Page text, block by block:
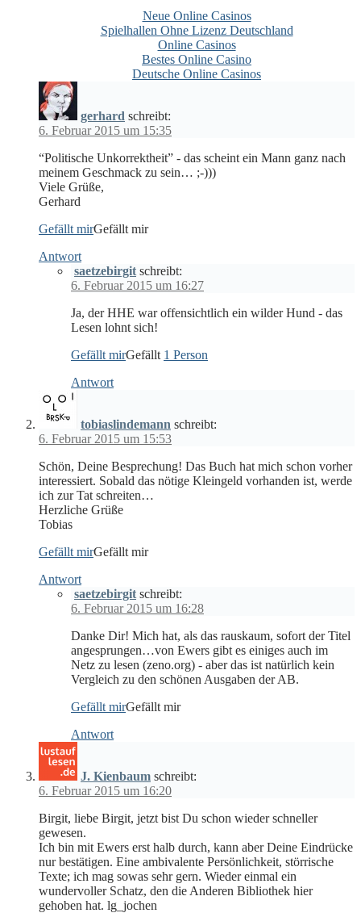
Neue Online Casinos
Spielhallen Ohne Lizenz Deutschland
Online Casinos
Bestes Online Casino
Deutsche Online Casinos
gerhard schreibt:
6. Februar 2015 um 15:35
“Politische Unkorrektheit” - das scheint ein Mann ganz nach
meinem Geschmack zu sein… ;-)))
Viele Grüße,
Gerhard
Gefällt mirGefällt mir
Antwort
saetzebirgit schreibt:
6. Februar 2015 um 16:27
Ja, der HHE war offensichtlich ein wilder Hund - das
Lesen lohnt sich!
Gefällt mirGefällt 1 Person
Antwort
tobiaslindemann schreibt:
6. Februar 2015 um 15:53
Schön, Deine Besprechung! Das Buch hat mich schon vorher
interessiert. Sobald das nötige Kleingeld vorhanden ist, werde
ich zur Tat schreiten…
Herzliche Grüße
Tobias
Gefällt mirGefällt mir
Antwort
saetzebirgit schreibt:
6. Februar 2015 um 16:28
Danke Dir! Mich hat, als das rauskaum, sofort der Titel
angesprungen…von Ewers gibt es einiges auch im
Netz zu lesen (zeno.org) - aber das ist natürlich kein
Vergleich zu den schönen Ausgaben der AB.
Gefällt mirGefällt mir
Antwort
J. Kienbaum schreibt:
6. Februar 2015 um 16:20
Birgit, liebe Birgit, jetzt bist Du schon wieder schneller
gewesen.
Ich bin mit Ewers erst halb durch, kann aber Deine Eindrücke
nur bestätigen. Eine ambivalente Persönlichkeit, störrische
Texte; ich mag sowas sehr gern. Wieder einmal ein
wundervoller Schatz, den die Anderen Bibliothek hier
gehoben hat. lg_jochen